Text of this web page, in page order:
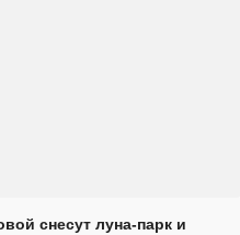
снесут луна-парк и